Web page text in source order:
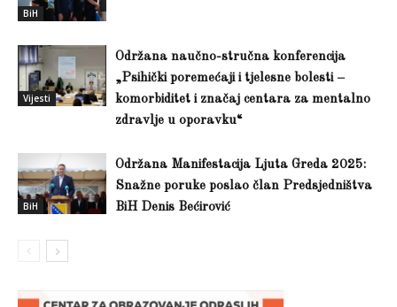
BiH
Vijesti
Održana naučno-stručna konferencija
„Psihički poremećaji i tjelesne bolesti –
komorbiditet i značaj centara za mentalno
zdravlje u oporavku“
BiH
Održana Manifestacija Ljuta Greda 2025:
Snažne poruke poslao član Predsjedništva
BiH Denis Bećirović